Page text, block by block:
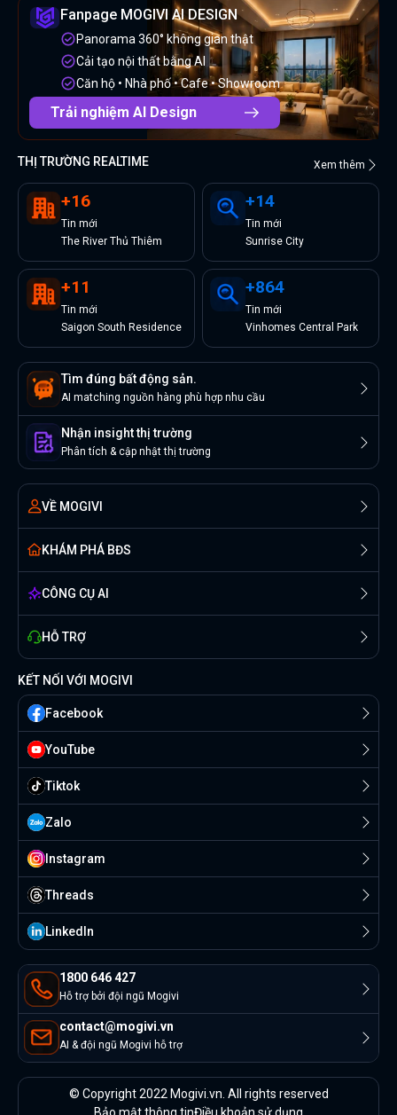
Fanpage MOGIVI AI DESIGN
Panorama 360° không gian thật
Cải tạo nội thất bằng AI
Căn hộ • Nhà phố • Cafe • Showroom
Trải nghiệm AI Design
THỊ TRƯỜNG REALTIME Xem thêm
+16
Tin mới
The River Thủ Thiêm
+14
Tin mới
Sunrise City
+11
Tin mới
Saigon South Residence
+864
Tin mới
Vinhomes Central Park
Tìm đúng bất động sản.
AI matching nguồn hàng phù hợp nhu cầu
Nhận insight thị trường
Phân tích & cập nhật thị trường
VỀ MOGIVI
KHÁM PHÁ BĐS
CÔNG CỤ AI
HỖ TRỢ
1800 646 427
Hỗ trợ bởi đội ngũ Mogivi
contact@mogivi.vn
AI & đội ngũ Mogivi hỗ trợ
KẾT NỐI VỚI MOGIVI
Facebook
YouTube
Tiktok
Zalo
Instagram
Threads
Linkedln
© Copyright 2022 Mogivi.vn. All rights reserved
Bảo mật thông tinĐiều khoản sử dụng